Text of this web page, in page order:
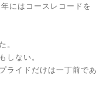
にはコースレコードを
。
しない。
ライドだけは一丁前であ